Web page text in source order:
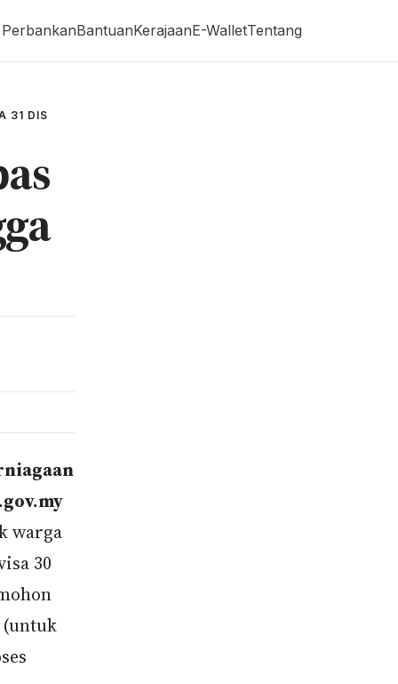
PerbankanBantuanKerajaanE-WalletTentang
31 DIS
warga
30
(untuk